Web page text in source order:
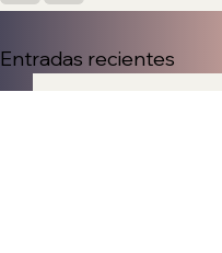
Entradas recientes